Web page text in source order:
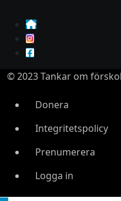
© 2023 Tankar om
Donera
Integritetspolicy
Prenumerera
Logga in